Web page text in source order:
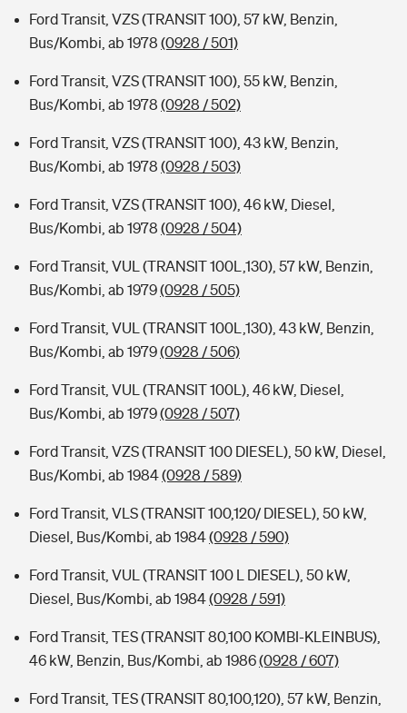
Ford Transit, VZS (TRANSIT 100), 57 kW, Benzin,
Bus/Kombi, ab 1978 (0928 / 501)
Ford Transit, VZS (TRANSIT 100), 55 kW, Benzin,
Bus/Kombi, ab 1978 (0928 / 502)
Ford Transit, VZS (TRANSIT 100), 43 kW, Benzin,
Bus/Kombi, ab 1978 (0928 / 503)
Ford Transit, VZS (TRANSIT 100), 46 kW, Diesel,
Bus/Kombi, ab 1978 (0928 / 504)
Ford Transit, VUL (TRANSIT 100L,130), 57 kW, Benzin,
Bus/Kombi, ab 1979(0928 / 505)
Ford Transit, VUL (TRANSIT 100L,130), 43 kW, Benzin,
Bus/Kombi, ab 1979(0928 / 506)
Ford Transit, VUL (TRANSIT 100L), 46 kW, Diesel,
Bus/Kombi, ab 1979(0928 / 507)
Ford Transit, VZS (TRANSIT 100 DIESEL), 50 kW, Diesel,
Bus/Kombi, ab 1984(0928 / 589)
Ford Transit, VLS (TRANSIT 100,120/ DIESEL), 50 kW,
Diesel, Bus/Kombi, ab 1984(0928 / 590)
Ford Transit, VUL (TRANSIT 100 L DIESEL), 50 kW,
Diesel, Bus/Kombi, ab 1984(0928 / 591)
Ford Transit, TES (TRANSIT 80,100 KOMBI-KLEINBUS),
46 kW, Benzin, Bus/Kombi, ab 1986(0928 / 607)
Ford Transit, TES (TRANSIT 80,100,120), 57 kW, Benzin,